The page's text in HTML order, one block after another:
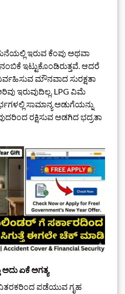
ಇರುವ ಕೆಂಪು ಅಥವಾ
ಇಟ್ಟುಕೊಂಡಿರುತ್ತವೆ. ಆದರೆ
ಮೌನವಾದ ಸುರಕ್ಷತಾ
ಇರುವುದಿಲ್ಲ. LPG ವಿಮೆ
ಸಾಮಾನ್ಯ ಅಡುಗೆಯನ್ನು
ರಕ್ಷಿಸುವ ಅಡಗಿದ ಭದ್ರತಾ
ಏಕೆ ಅಗತ್ಯ
ಪಡೆಯುವ ಗೃಹ